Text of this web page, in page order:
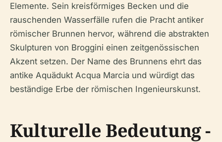
Elemente. Sein kreisförmiges Becken und die
rauschenden Wasserfälle rufen die Pracht antiker
römischer Brunnen hervor, während die abstrakten
Skulpturen von Broggini einen zeitgenössischen
Akzent setzen. Der Name des Brunnens ehrt das
antike Aquädukt Acqua Marcia und würdigt das
beständige Erbe der römischen Ingenieurskunst.
Kulturelle Bedeutung -